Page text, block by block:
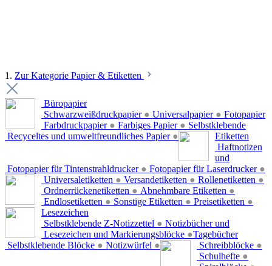
1. Zur Kategorie Papier & Etiketten
Büropapier
Schwarzweißdruckpapier ● Universalpapier ●
Farbdruckpapier ● Farbiges Papier ●
Recyceltes und umweltfreundliches Papier ●
Fotopapier
Fotopapier für Tintenstrahldrucker ● Fotopapier für Laserdrucker ●
Selbstklebende
Etiketten
Universaletiketten ● Versandetiketten ● Rollenetiketten ●
Ordnerrückenetiketten ● Abnehmbare Etiketten ●
Endlosetiketten ● Sonstige Etiketten ● Preisetiketten ●
Haftnotizen
und
Lesezeichen
Selbstklebende Z-Notizzettel ●
Lesezeichen und Markierungsblöcke ●
Selbstklebende Blöcke ● Notizwürfel ●
Notizbücher und
Tagebücher
Schreibblöcke ●
Schulhefte ●